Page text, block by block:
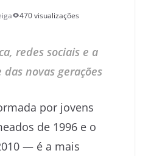
470 visualizações
redes sociais e a
novas gerações
por jovens
de 1996 e o
— é a mais